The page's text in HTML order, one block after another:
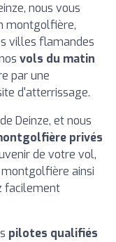
nous vous
montgolfière,
villes flamandes
vols du matin
par une
d'atterrissage.
Deinze, et nous
privés
de votre vol,
ainsi
facilement
pilotes qualifiés